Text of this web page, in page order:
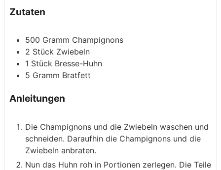
Zutaten
500 Gramm Champignons
2 Stück Zwiebeln
1 Stück Bresse-Huhn
5 Gramm Bratfett
Anleitungen
Die Champignons und die Zwiebeln waschen und
schneiden. Daraufhin die Champignons und die
Zwiebeln anbraten.
Nun das Huhn roh in Portionen zerlegen. Die Teile